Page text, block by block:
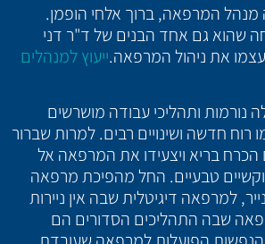
המרפאה, ברוך אלחי הופמן.
שהוא גם אחד הבנים של ד"ר דני
את ניהול המרפאה.ייעוץ למנהלים
נורמות ותהליכי עבודה מושרשים
רוח חדשה ושינויים רבים. למרות שברור
הכרח בריא ויצעידו את המרפאה אל
טבעיים. החל מהפיכת מרפאה
למרפאה דיגיטלית שבה אין ניירות
שבה התהליכים הסדורים הם